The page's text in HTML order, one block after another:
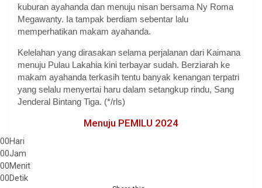
kuburan ayahanda dan menuju nisan bersama Ny Roma
Megawanty. Ia tampak berdiam sebentar lalu
memperhatikan makam ayahanda.
Kelelahan yang dirasakan selama perjalanan dari Kaimana
menuju Pulau Lakahia kini terbayar sudah. Berziarah ke
makam ayahanda terkasih tentu banyak kenangan terpatri
yang selalu menyertai haru dalam setangkup rindu, Sang
Jenderal Bintang Tiga. (*/rls)
Menuju PEMILU 2024
00Hari
00Jam
00Menit
00Detik